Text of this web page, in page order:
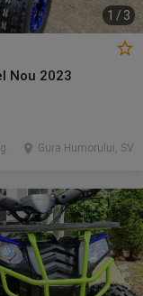
1 / 3
Nou 2023
Gura Humorului, SV